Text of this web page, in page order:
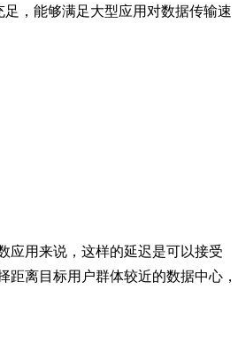
，能够满足大型应用对数据传输速
应用来说，这样的延迟是可以接受
离目标用户群体较近的数据中心，